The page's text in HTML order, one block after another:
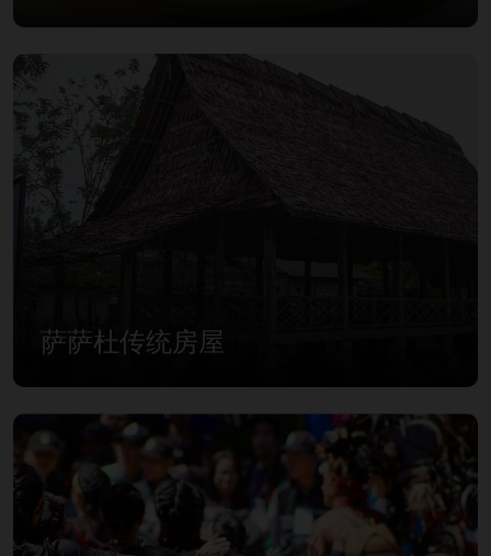
萨萨杜传统房屋